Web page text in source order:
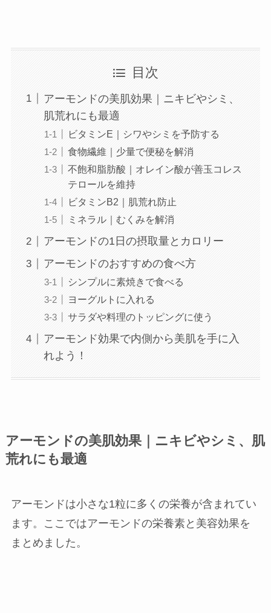
目次
アーモンドの美肌効果｜ニキビやシミ、
肌荒れにも最適
ビタミンE｜シワやシミを予防する
食物繊維｜少量で便秘を解消
不飽和脂肪酸｜オレイン酸が善玉コレス
テロールを維持
ビタミンB2｜肌荒れ防止
ミネラル｜むくみを解消
アーモンドの1日の摂取量とカロリー
アーモンドのおすすめの食べ方
シンプルに素焼きで食べる
ヨーグルトに入れる
サラダや料理のトッピングに使う
アーモンド効果で内側から美肌を手に入
れよう！
アーモンドの美肌効果｜ニキビやシミ、肌
荒れにも最適
アーモンドは小さな1粒に多くの栄養が含まれてい
ます。ここではアーモンドの栄養素と美容効果を
まとめました。